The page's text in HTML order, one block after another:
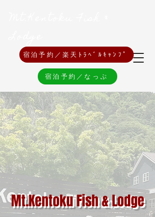
宿泊予約／楽天ﾄﾗﾍﾞﾙｷｬﾝﾌﾟ
宿泊予約／なっぷ
Mt.Kentoku Fish & Lodge